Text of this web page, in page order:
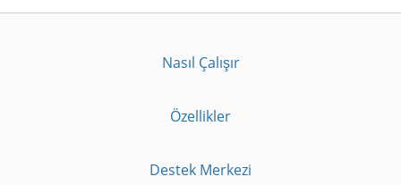
Nasıl Çalışır
Özellikler
Destek Merkezi